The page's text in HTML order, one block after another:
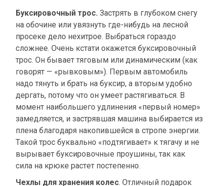
Буксировочный трос. Застрять в глубоком снегу
на обочине или увязнуть где-нибудь на лесной
просеке дело нехитрое. Выбраться гораздо
сложнее. Очень кстати окажется буксировочный
трос. Он бывает тяговым или динамическим (как
говорят — «рывковым»). Первым автомобиль
надо тянуть и брать на буксир, а вторым удобно
дергать, потому что он умеет растягиваться. В
момент наибольшего удлинения «первый номер»
замедляется, и застрявшая машина выбирается из
плена благодаря накопившейся в стропе энергии.
Такой трос буквально «подтягивает» к тягачу и не
вырывает буксировочные проушины, так как
сила на крюке растет постепенно.
Чехлы для хранения колес. Отличный подарок